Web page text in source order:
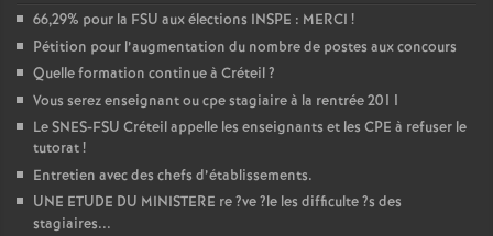
66,29% pour la FSU aux élections INSPE : MERCI !
Pétition pour l’augmentation du nombre de postes aux concours
Quelle formation continue à Créteil?
Vous serez enseignant ou cpe stagiaire à la rentrée 2011
LeSNES-FSU Créteil appelle les enseignants et les CPE à refuser le
tutorat!
Entretien avec des chefs d’établissements.
UNE ETUDE DU MINISTERE re?ve?le les difficulte?s des
stagiaires...